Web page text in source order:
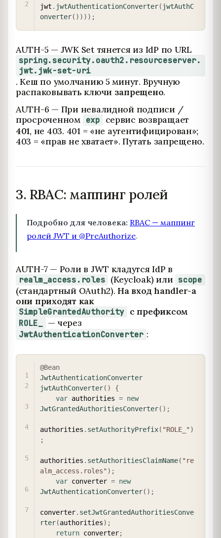
jwt . jwtAuthenticationConverter( jwtAuthC
onverter( ) ) ) ) ;
AUTH-5 — JWK Set тянется из IdP по URL
spring.security.oauth2.resourceserver.
jwt.jwk-set-uri
. Кеш по умолчанию 5 минут. Вручную
распаковывать ключи запрещено.
AUTH-6 — При невалидной подписи /
просроченном exp
сервис возвращает
401, не 403. 401 = «не аутентифицирован»;
403 = «прав не хватает». Путать запрещено.
3. RBAC: маппинг ролей
Подробно для человека: RBAC — маппинг
ролей JWT и @PreAuthorize.
AUTH-7 — Роли в JWT кладутся IdP в
realm_access.roles (Keycloak) или scope
(стандартный OAuth2). На вход handler-а
они приходят как
SimpleGrantedAuthority с префиксом
ROLE_ — через
JwtAuthenticationConverter :
@Bean
JwtAuthenticationConverter
jwtAuthConverter( )
{
var authorities = new
JwtGrantedAuthoritiesConverter( ) ;
authorities . setAuthorityPrefix( "ROLE_")
;
authorities . setAuthoritiesClaimName( "re
alm_access.roles") ;
var converter = new
JwtAuthenticationConverter( ) ;
converter. setJwtGrantedAuthoritiesConve
rter(authorities) ;
return converter;